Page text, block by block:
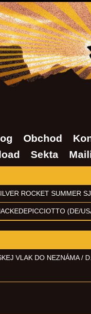
Obchod
Sekta
ROCKET SUMMER
(DE/
VLAK DO NEZNÁMA /